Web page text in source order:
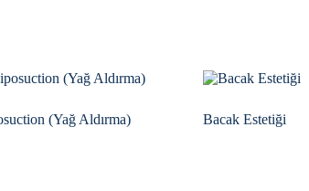
(Yağ Aldırma) Bacak Estetiği